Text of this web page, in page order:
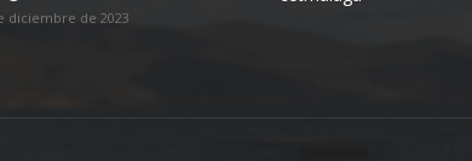
diciembre de 2023